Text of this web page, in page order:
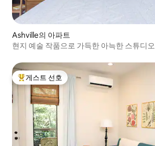
Ashville의 아파트
현지 예술 작품으로 가득한 아늑한 스튜디
상위 게스트 선호
게스트 선호